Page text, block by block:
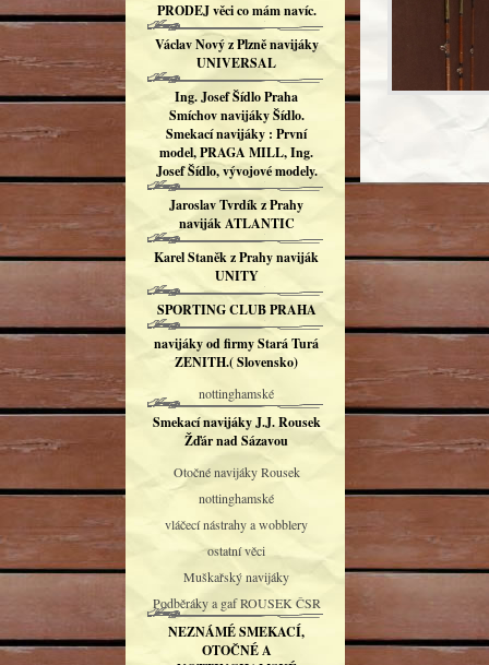
PRODEJ věci co mám navíc.
Václav Nový z Plzně navijáky
UNIVERSAL
Ing. Josef Šídlo Praha
Smíchov navijáky Šídlo.
Smekací navijáky : První
model, PRAGA MILL, Ing.
Josef Šídlo, vývojové modely.
Jaroslav Tvrdík z Prahy
naviják ATLANTIC
Karel Staněk z Prahy naviják
UNITY
SPORTING CLUB PRAHA
navijáky od firmy Stará Turá
ZENITH.( Slovensko)
nottinghamské
Smekací navijáky J.J. Rousek
Žďár nad Sázavou
Otočné navijáky Rousek
nottinghamské
vláčecí nástrahy a wobblery
ostatní věci
Muškařský navijáky
Podběráky a gaf ROUSEK ČSR
NEZNÁMÉ SMEKACÍ,
OTOČNÉ A